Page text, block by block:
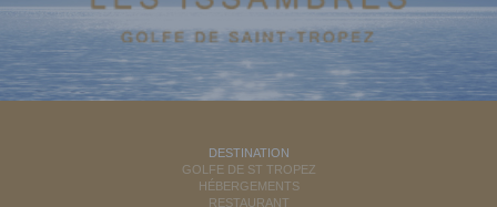
DESTINATION
GOLFE DE ST TROPEZ
HÉBERGEMENTS
RESTAURANT